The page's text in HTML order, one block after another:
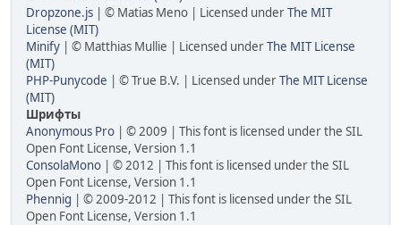
Dropzone.js | © Matias Meno | Licensed underThe MIT
License (MIT)
Minify | © Matthias Mullie | Licensed underThe MIT License
(MIT)
PHP-Punycode | © True B.V. | Licensed underThe MIT License
(MIT)
Шрифты
Anonymous Pro | © 2009 | This font is licensed under the SIL
Open Font License, Version 1.1
ConsolaMono | © 2012 | This font is licensed under the SIL
Open Font License, Version 1.1
Phennig | © 2009-2012 | This font is licensed under the SIL
Open Font License, Version 1.1